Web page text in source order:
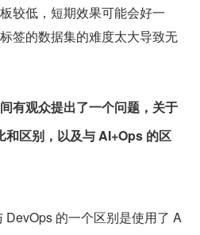
较低，短期效果可能会好一
签的数据集的难度太大导致无
有观众提出了一个问题，关于
区别，以及与 AI+Ops 的区
DevOps 的一个区别是使用了 A